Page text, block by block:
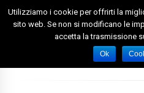
Skip
Spazio
Foggia News Calcio
Utilizziamo i cookie per offrirti la
sito web. Se non si modificano le
accetta la trasmissione
Ok